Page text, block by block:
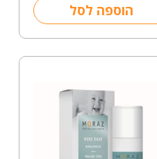
הוספה לסל